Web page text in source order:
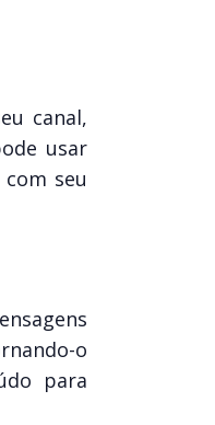
canal,
usar
seu
o
para